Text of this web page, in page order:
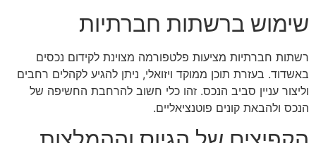
שימוש ברשתות חברתיות
רשתות חברתיות מציעות פלטפורמה מצוינת לקידום נכסים
באשדוד. בעזרת תוכן ממוקד ויזואלי, ניתן להגיע לקהלים רחבים
וליצור עניין סביב הנכס. זהו כלי חשוב להרחבת החשיפה של
הנכס ולהבאת קונים פוטנציאליים.